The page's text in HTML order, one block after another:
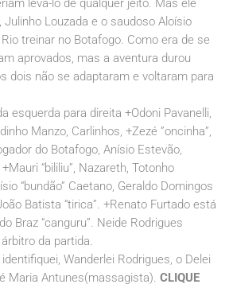
levá-lo de qualquer jeito. Mas ele
Louzada e o saudoso Aloísio
treinar no Botafogo. Como era de se
aprovados, mas a aventura durou
dois não se adaptaram e voltaram para
esquerda para direita +Odoni Pavanelli,
Manzo, Carlinhos, +Zezé ”oncinha”,
do Botafogo, Anísio Estevão,
“bililiu”, Nazareth, Totonho
“bundão” Caetano, Geraldo Domingos
Batista “tirica”. +Renato Furtado está
Braz “canguru”. Neide Rodrigues
da partida.
Wanderlei Rodrigues, o Delei
Maria Antunes(massagista). CLIQUE